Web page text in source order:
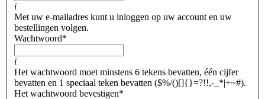
i
Met uw e-mailadres kunt u inloggen op uw account en uw
bestellingen volgen.
Wachtwoord*
i
Het wachtwoord moet minstens 6 tekens bevatten, één cijfer
bevatten en 1 speciaal teken bevatten ($%/()[]{}=?!!,-_*|+~#).
Het wachtwoord bevestigen*